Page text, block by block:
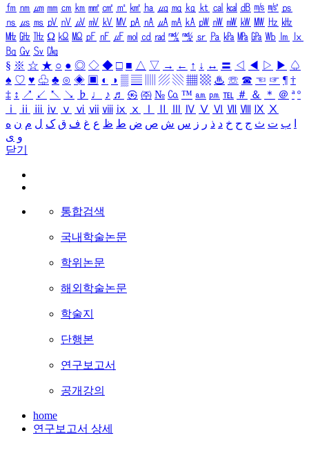
㎙ ㎚ ㎛ ㎜ ㎝ ㎞ ㎟ ㎠ ㎡ ㎢ ㏊ ㎍ ㎎ ㎏ ㏏ ㎈ ㎉ ㏈ ㎧ ㎨ ㎰
㎱ ㎲ ㎳ ㎴ ㎵ ㎶ ㎷ ㎸ ㎹ ㎀ ㎁ ㎂ ㎃ ㎄ ㎺ ㎻ ㎽ ㎾ ㎿ ㎐ ㎑
㎒ ㎓ ㎔ Ω ㏀ ㏁ ㎊ ㎋ ㎌ ㏖ ㏅ ㎭ ㎮ ㎯ ㏛ ㎩ ㎪ ㎫ ㎬ ㏝ ㏐
㏓
㏃ ㏉ ㏜ ㏆
§ ※ ☆ ★ ○ ● ◎ ◇ ◆ □ ■ △ ▽ → ← ↑ ↓ ↔ 〓 ◁ ◀ ▷ ▶ ♤
♠ ♡ ♥ ♧ ♣ ⊙ ◈ ▣ ◐ ◑ ▒ ▤ ▨ ▧ ▦ ▩ ♨ ☏ ☎ ☜ ☞ ¶ †
‡ ↕ ↗ ↙ ↖ ↘ ♭ ♩ ♪ ♬ ㉿ ㈜ № ㏇ ™ ㏂ ㏘ ℡ ＃ ＆ ＊ ＠ ª º
ⅰ
ⅱ ⅲ ⅳ ⅴ ⅵ ⅶ ⅷ ⅸ ⅹ Ⅳ Ⅴ Ⅵ Ⅶ Ⅷ Ⅸ Ⅹ
ب ت ث ج ح خ د ذ ر ز س ش ص ض ط ظ ع غ ف ق ک ل م ن ه
و ی
닫기
통합검색
국내학술논문
학위논문
해외학술논문
학술지
단행본
연구보고서
공개강의
home
연구보고서 상세